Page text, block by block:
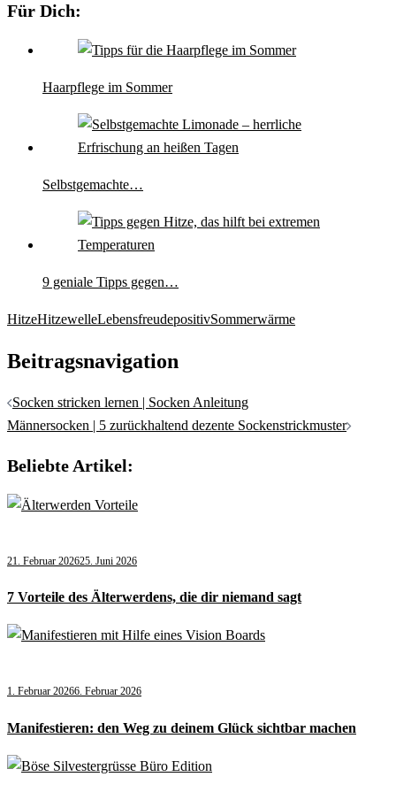
Für Dich:
Haarpflege im Sommer
Selbstgemachte…
9 geniale Tipps gegen…
HitzeHitzewelleLebensfreudepositivSommerwärme
Beitragsnavigation
Socken stricken lernen | Socken Anleitung
Männersocken | 5 zurückhaltend dezente Sockenstrickmuster
Beliebte Artikel:
21. Februar 202625. Juni 2026
7 Vorteile des Älterwerdens, die dir niemand sagt
1. Februar 20266. Februar 2026
Manifestieren: den Weg zu deinem Glück sichtbar machen